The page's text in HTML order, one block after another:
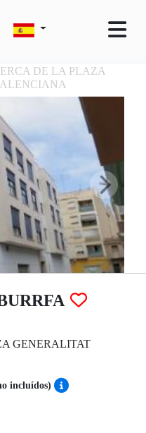
DE LA PLAZA
GENERALITAT
incluídos)